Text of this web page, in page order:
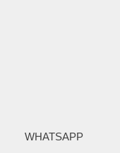
WHATSAPP